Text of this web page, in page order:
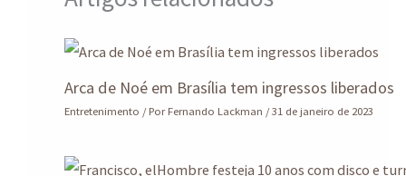
Arca de Noé em Brasília tem ingressos liberados
Entretenimento / PorFernando Lackman /31 de janeiro de 2023